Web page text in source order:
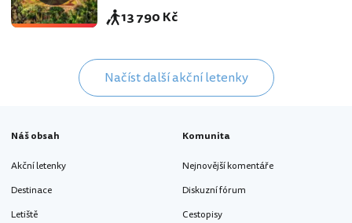
13 790 Kč
Načíst další akční letenky
Náš obsah
Akční letenky
Destinace
Letiště
Komunita
Nejnovější komentáře
Diskuzní fórum
Cestopisy